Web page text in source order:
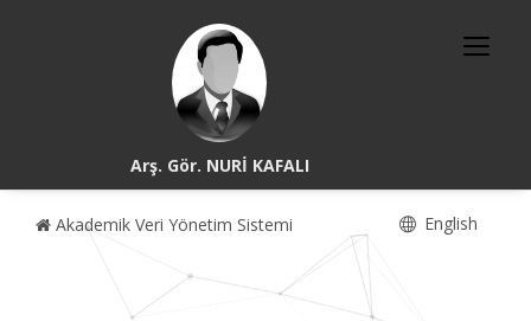
Arş. Gör. NURİ KAFALI
Akademik Veri Yönetim Sistemi English